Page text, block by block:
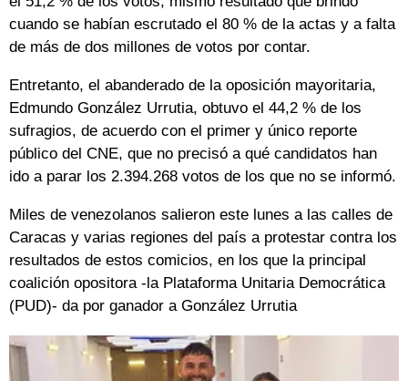
cuando se habían escrutado el 80 % de la actas y a falta
de más de dos millones de votos por contar.
Entretanto, el abanderado de la oposición mayoritaria,
Edmundo González Urrutia, obtuvo el 44,2 % de los
sufragios, de acuerdo con el primer y único reporte
público del CNE, que no precisó a qué candidatos han
ido a parar los 2.394.268 votos de los que no se informó.
Miles de venezolanos salieron este lunes a las calles de
Caracas y varias regiones del país a protestar contra los
resultados de estos comicios, en los que la principal
coalición opositora -la Plataforma Unitaria Democrática
(PUD)- da por ganador a González Urrutia